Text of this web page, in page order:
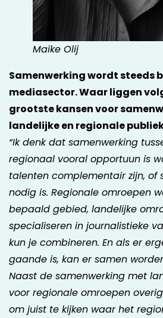
Maike Olij
Samenwerking wordt steeds
mediasector. Waar liggen
grootste kansen voor
landelijke en regionale
“Ik denk dat samenwerking
regionaal vooral opportuun is
talenten complementair zijn, of
nodig is. Regionale omroepen
bepaald gebied, landelijke
specialiseren in journalistieke
kun je combineren. En als er
gaande is, kan er samen
Naast de samenwerking met
voor regionale omroepen
om juist te kijken waar het